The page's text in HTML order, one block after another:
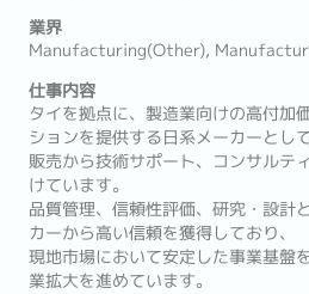
業界
Manufacturing(Other),
仕事内容
タイを拠点に、製造業向けの高付加
ションを提供する日系メーカーとして
販売から技術サポート、コンサルテ
けています。
品質管理、信頼性評価、研究・設計
カーから高い信頼を獲得しており、
現地市場において安定した事業基盤
業拡大を進めています。